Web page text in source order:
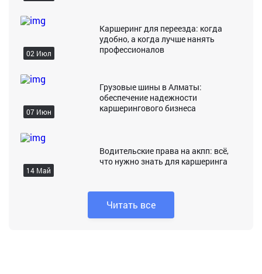
02 Июл
Каршеринг для переезда: когда
удобно, а когда лучше нанять
профессионалов
07 Июн
Грузовые шины в Алматы:
обеспечение надежности
каршерингового бизнеса
14 Май
Водительские права на акпп: всё,
что нужно знать для каршеринга
Читать все